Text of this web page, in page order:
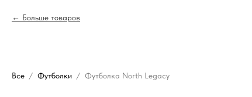
Больше товаров
Все Футболки Футболка North Legacy